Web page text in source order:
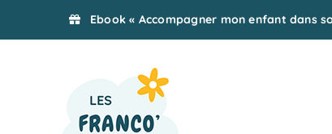
Ebook « Accompagner mon enfant dans